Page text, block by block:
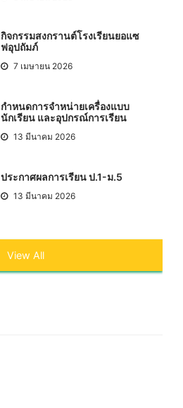
กิจกรรมสงกรานต์โรงเรียนยอแซ
ฟอุปถัมภ์
7 เมษายน 2026
กำหนดการจำหน่ายเครื่องแบบ
นักเรียน และอุปกรณ์การเรียน
13 มีนาคม 2026
ประกาศผลการเรียน ป.1-ม.5
13 มีนาคม 2026
View All